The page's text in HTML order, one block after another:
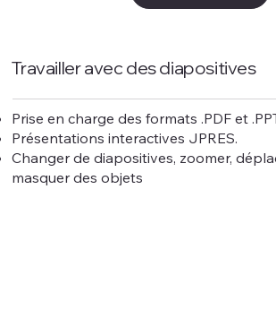
Travailler avec des diapositives
Prise en charge des formats .PDF et
Présentations interactives JPRES.
Changer de diapositives, zoomer,
masquer des objets